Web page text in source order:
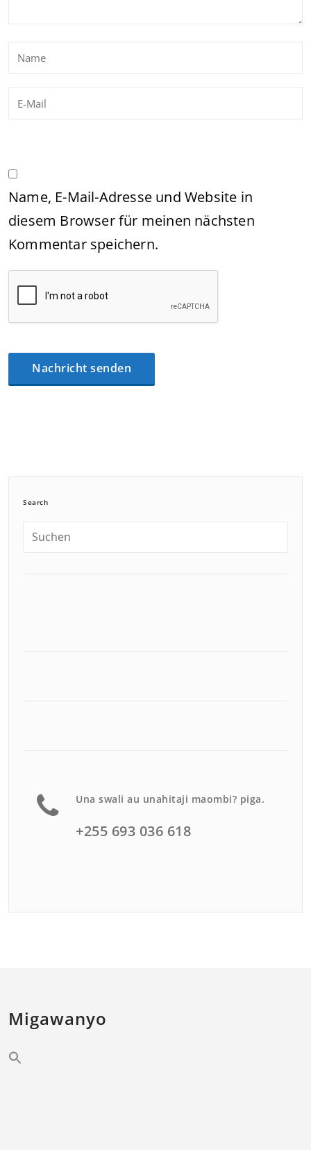
Name, E-Mail-Adresse und Website in
diesem Browser für meinen nächsten
Kommentar speichern.
Search
Una swali au unahitaji maombi? piga.
+255 693 036 618
Migawanyo